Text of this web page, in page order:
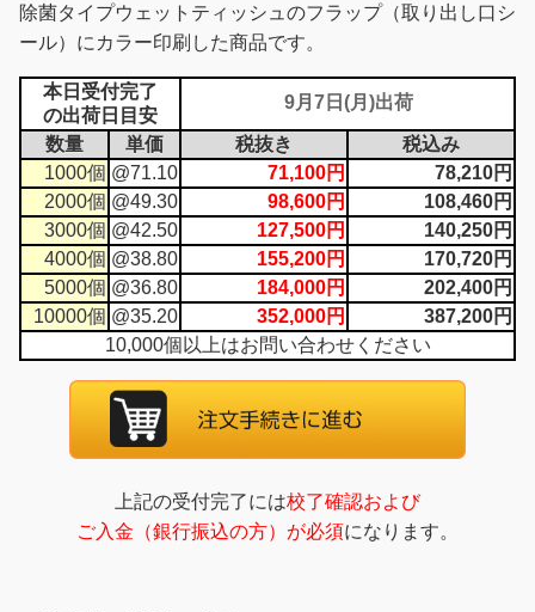
除菌タイプウェットティッシュのフラップ（取り出し口シ
ール）にカラー印刷した商品です。
本日受付完了
の出荷日目安
数量
単価 税抜き
税込み
1000個 @71.10 71,100円
78,210円
2000個 @49.30 98,600円
108,460円
3000個 @42.50 127,500円
140,250円
4000個 @38.80 155,200円
170,720円
5000個 @36.80 184,000円
202,400円
10000個 @35.20 352,000円
387,200円
10,000個以上はお問い合わせください
上記の受付完了には校了確認および
ご入金（銀行振込の方）が必須になります。